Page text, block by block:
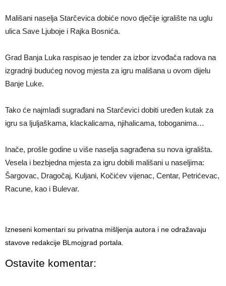
Mališani naselja Starčevica dobiće novo dječije igralište na uglu
ulica Save Ljuboje i Rajka Bosnića.
Grad Banja Luka raspisao je tender za izbor izvođača radova na
izgradnji budućeg novog mjesta za igru mališana u ovom dijelu
Banje Luke.
Tako će najmlađi sugrađani na Starčevici dobiti uređen kutak za
igru sa ljuljaškama, klackalicama, njihalicama, toboganima…
Inače, prošle godine u više naselja sagrađena su nova igrališta.
Vesela i bezbjedna mjesta za igru dobili mališani u naseljima:
Šargovac, Dragočaj, Kuljani, Kočićev vijenac, Centar, Petrićevac,
Racune, kao i Bulevar.
Izneseni komentari su privatna mišljenja autora i ne odražavaju
stavove redakcije BLmojgrad portala.
Ostavite komentar: